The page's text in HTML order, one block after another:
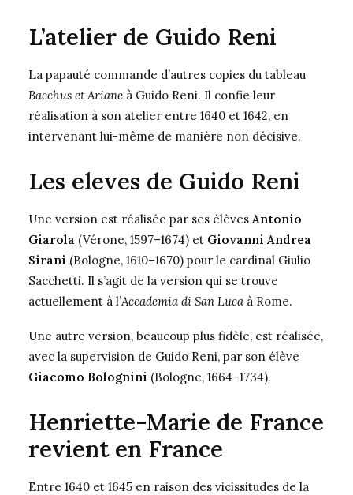
L’atelier de Guido Reni
La papauté commande d’autres copies du tableau
Bacchus et Ariane à Guido Reni. Il confie leur
réalisation à son atelier entre 1640 et 1642, en
intervenant lui-même de manière non décisive.
Les eleves de Guido Reni
Une version est réalisée par ses élèves Antonio
Giarola (Vérone, 1597–1674) et Giovanni Andrea
Sirani (Bologne, 1610–1670) pour le cardinal Giulio
Sacchetti. Il s’agit de la version qui se trouve
actuellement à l’Accademia di San Luca à Rome.
Une autre version, beaucoup plus fidèle, est réalisée,
avec la supervision de Guido Reni, par son élève
Giacomo Bolognini (Bologne, 1664–1734).
Henriette-Marie de France
revient en France
Entre 1640 et 1645 en raison des vicissitudes de la